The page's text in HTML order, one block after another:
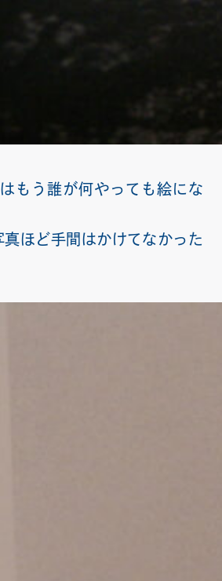
もう誰が何やっても絵にな
真ほど手間はかけてなかった